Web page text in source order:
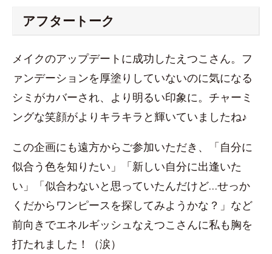
アフタートーク
メイクのアップデートに成功したえつこさん。フ
ァンデーションを厚塗りしていないのに気になる
シミがカバーされ、より明るい印象に。チャーミ
ングな笑顔がよりキラキラと輝いていましたね♪
この企画にも遠方からご参加いただき、「自分に
似合う色を知りたい」「新しい自分に出逢いた
い」「似合わないと思っていたんだけど…せっか
くだからワンピースを探してみようかな？」など
前向きでエネルギッシュなえつこさんに私も胸を
打たれました！（涙）